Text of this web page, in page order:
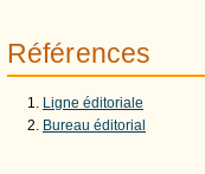
Références
Ligne éditoriale
Bureau éditorial